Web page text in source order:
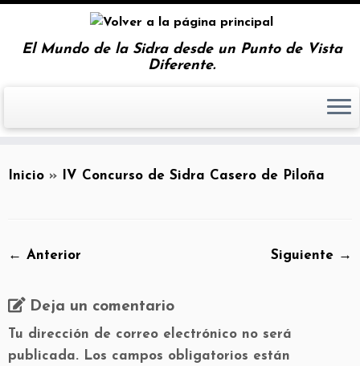
El Mundo de la Sidra desde un Punto de Vista
Diferente.
Inicio » IV Concurso de Sidra Casero de Piloña
← Anterior Siguiente →
Deja un comentario
Tu dirección de correo electrónico no será
publicada. Los campos obligatorios están